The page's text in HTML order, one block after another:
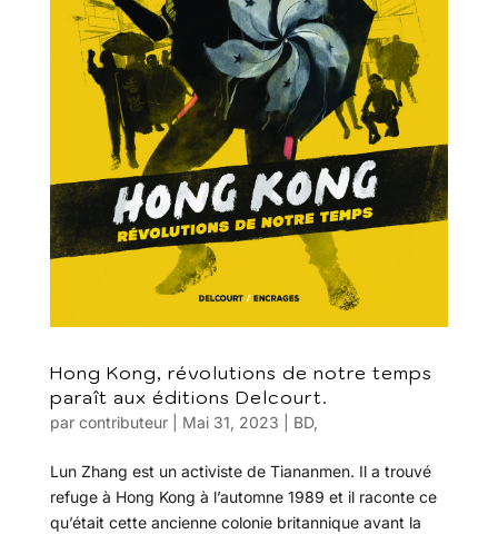
Hong Kong, révolutions de notre temps
paraît aux éditions Delcourt.
par contributeur| Mai 31, 2023 BD,
Lun Zhang est un activiste de Tiananmen. Il a trouvé
refuge à Hong Kong à l’automne 1989 et il raconte ce
qu’était cette ancienne colonie britannique avant la